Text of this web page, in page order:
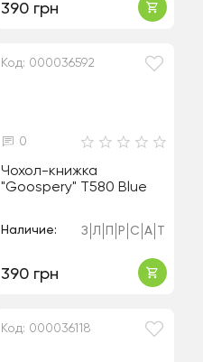
390 грн
Код: 000036592
0
Чохол-книжка
"Goospery" T580 Blue
Наличие: З Л Р С А
390 грн
Код: 000036118